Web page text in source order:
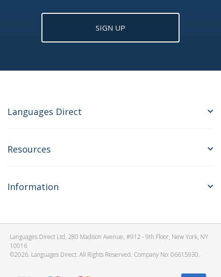
SIGN UP
Languages Direct
Resources
Information
Languages Direct Ltd, 280 Madison Avenue, #912 - 9th Floor, New York, NY
10016
©2026. Languages Direct. All Rights Reserved. Company No: 06615930.